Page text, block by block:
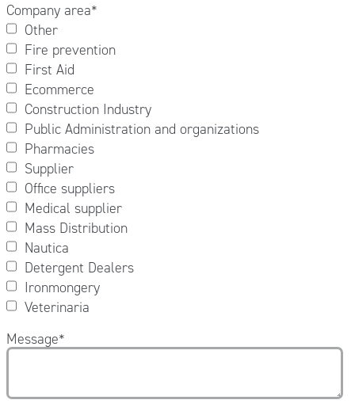
Company area*
Other
Fire prevention
First Aid
Ecommerce
Construction Industry
Public Administration and organizations
Pharmacies
Supplier
Office suppliers
Medical supplier
Mass Distribution
Nautica
Detergent Dealers
Ironmongery
Veterinaria
Message*